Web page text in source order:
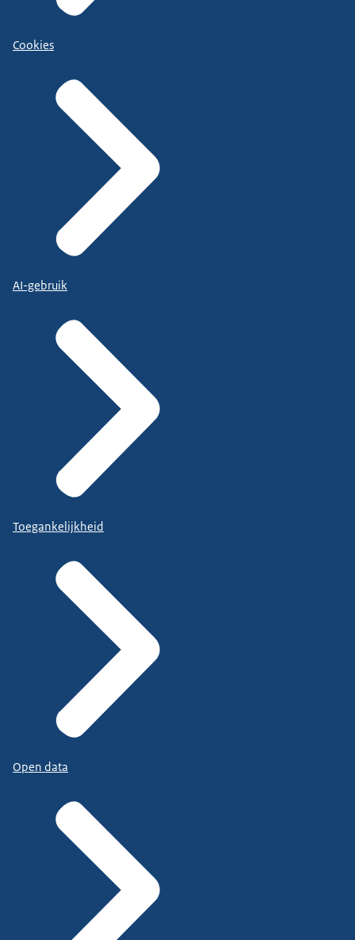
Cookies
AI-gebruik
Toegankelijkheid
Open data